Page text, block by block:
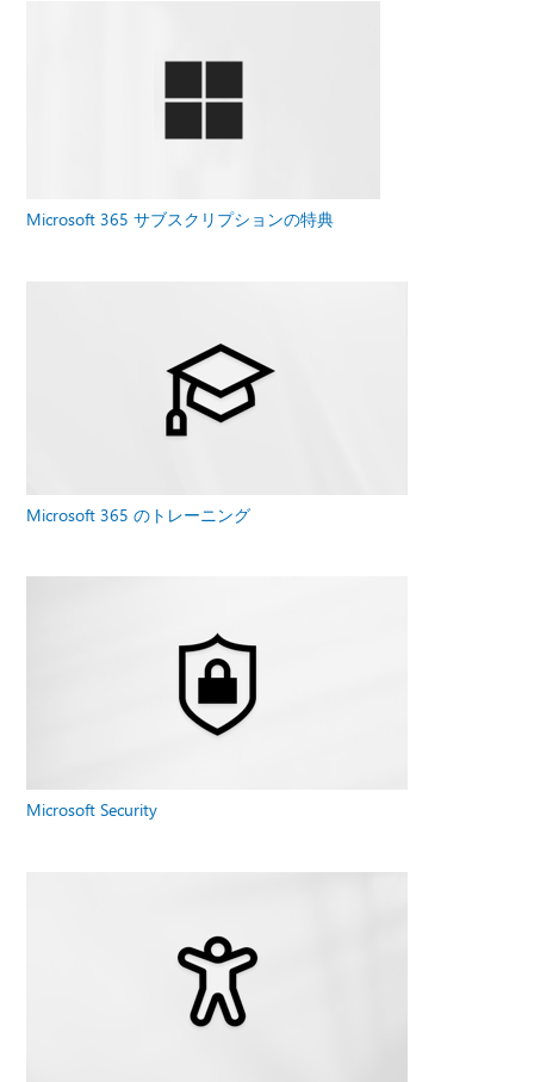
Microsoft 365 サブスクリプションの特典
Microsoft 365 のトレーニング
Microsoft Security